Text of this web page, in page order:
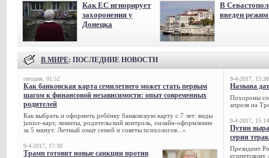
Как ЕС игнорирует
захоронения у
Донецка
В
введен
В МИРЕ: ПОСЛЕДНИЕ НОВОСТИ
сегодня, 01:52
Как банковская карта семилетнего может стать первым
шагом к финансовой независимости: опыт современных
родителей
Как выбрать и оформить ребёнку банковскую карту с 7 лет: виды
junior-карт, лимиты, родительский контроль, онлайн-оформление
за 5 минут. Личный опыт семей и советы психологов...»
9-4-2017, 17:30
Трамп готовит новые санкции против
9-4-2017, 15:30
Названа
Похороны
апреля на
9-4-2017, 15:14
Путин
серии
Президент
египетскому